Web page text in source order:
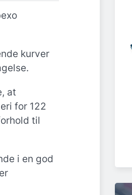
kurver
at
for 122
til
i en god